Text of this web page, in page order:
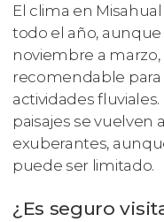
El clima en
todo el año,
noviembre a
recomendable
actividades
paisajes se vuelven
exuberantes,
puede ser limitado.
¿Es seguro